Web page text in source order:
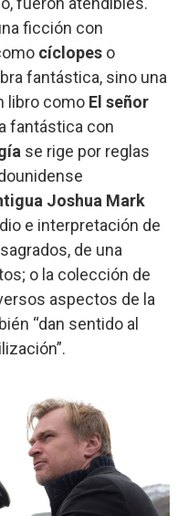
ficción con
cíclopes o
fantástica, sino una
libro como El señor
fantástica con
se rige por reglas
Joshua Mark
e interpretación de
de una
o la colección de
aspectos de la
“dan sentido al